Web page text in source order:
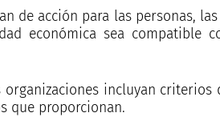
de acción para las personas,
económica sea compatible
incluyan
que proporcionan.